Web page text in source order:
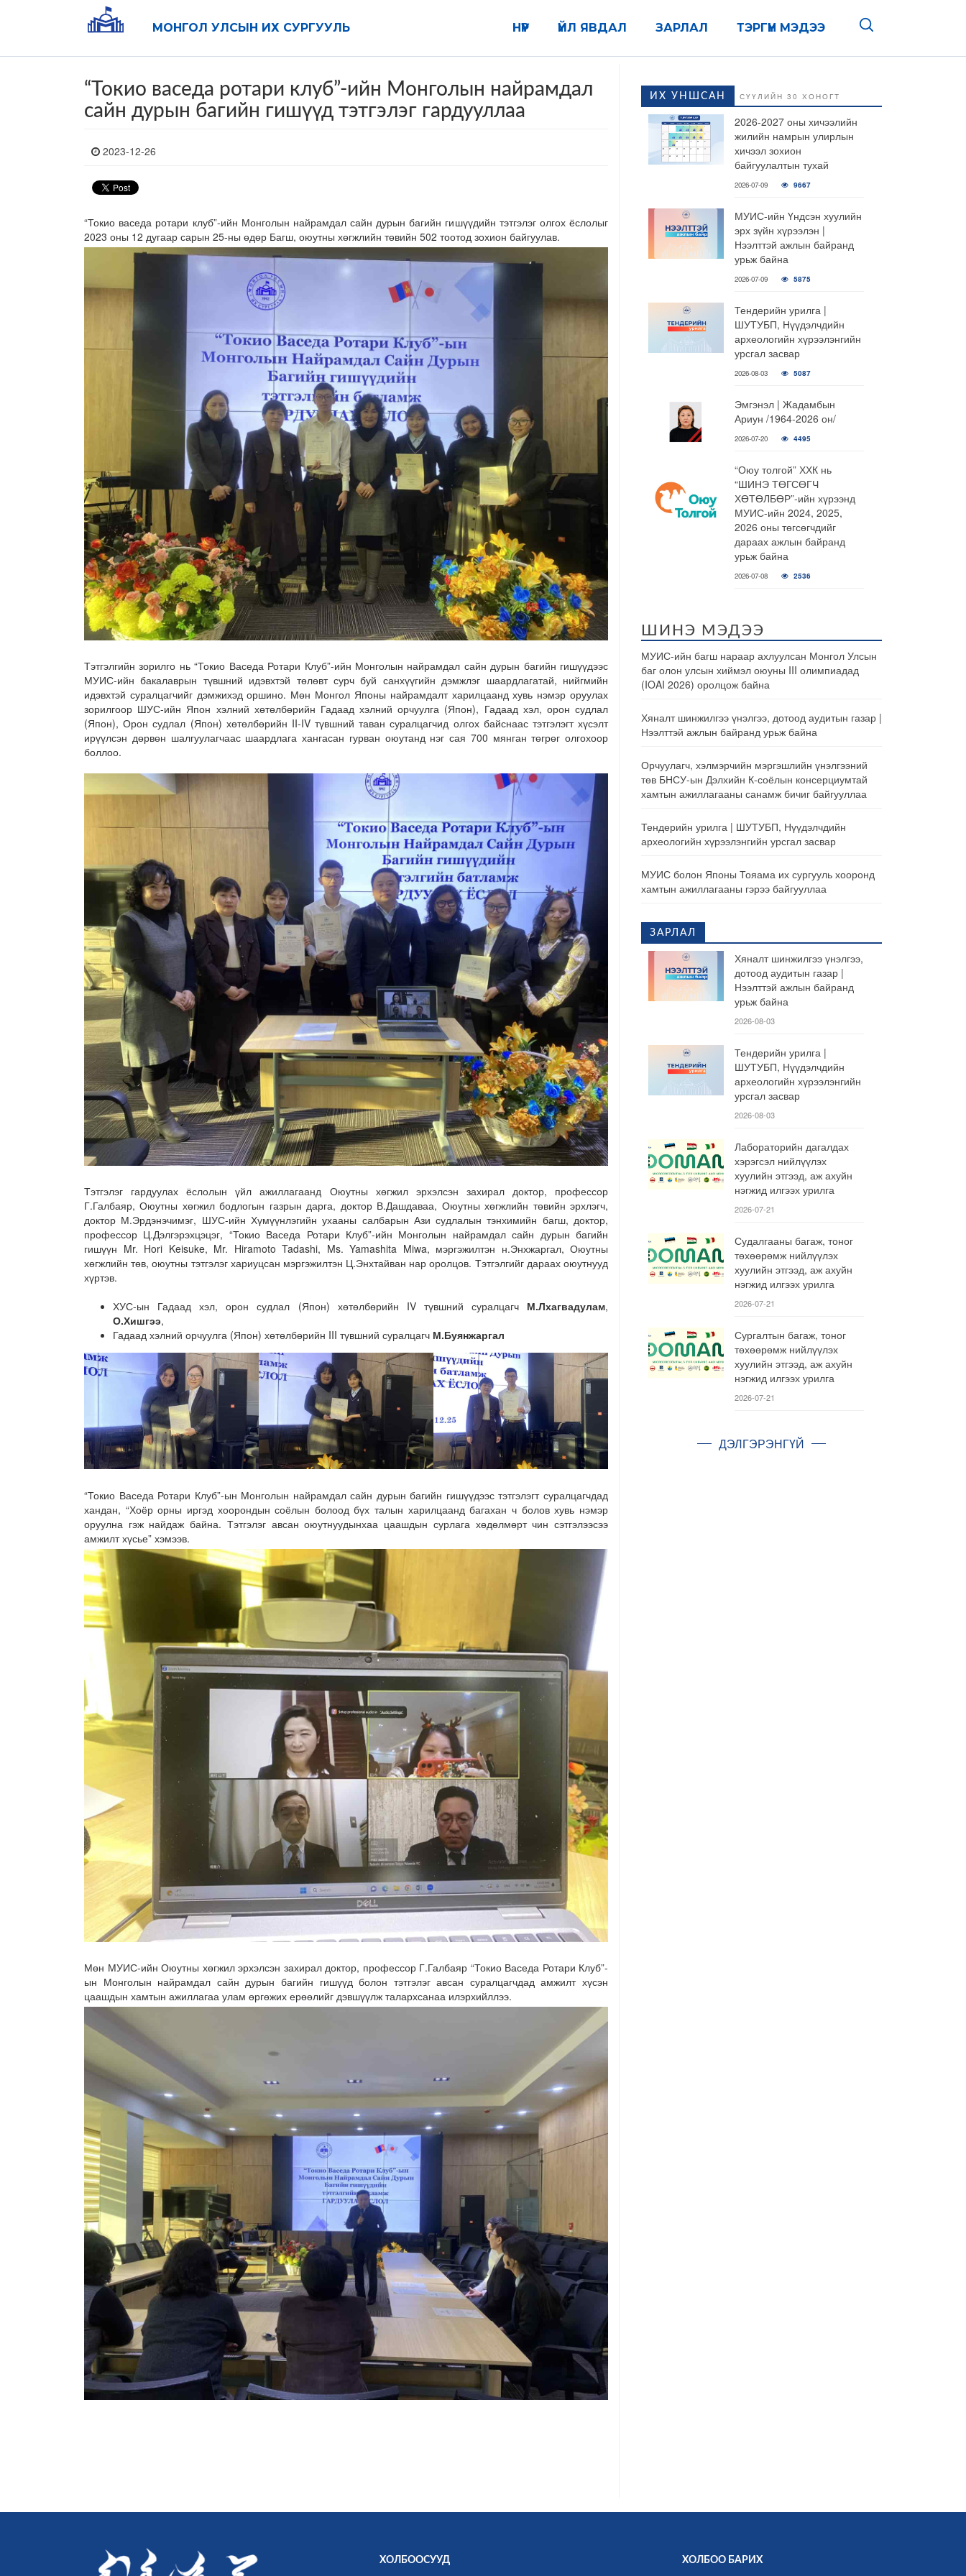
МОНГОЛ УЛСЫН ИХ СУРГУУЛЬ ТЭРГҮҮН МЭДЭЭ
ЗАРЛАЛ
ҮЙЛ ЯВДАЛ
НҮҮР
“Токио васеда ротари клуб”-ийн Монголын найрамдал
сайн дурын багийн гишүүд тэтгэлэг гардууллаа
2023-12-26
“Токио васеда ротари клуб”-ийн Монголын найрамдал сайн дурын багийн гишүүдийн тэтгэлэг олгох ёслолыг
2023 оны 12 дугаар сарын 25-ны өдөр Багш, оюутны хөгжлийн төвийн 502 тоотод зохион байгуулав.
Тэтгэлгийн зорилго нь “Токио Васеда Ротари Клуб”-ийн Монголын найрамдал сайн дурын багийн гишүүдээс
МУИС-ийн бакалаврын түвшний идэвхтэй төлөвт сурч буй санхүүгийн дэмжлэг шаардлагатай, нийгмийн
идэвхтэй суралцагчийг дэмжихэд оршино. Мөн Монгол Японы найрамдалт харилцаанд хувь нэмэр оруулах
зорилгоор ШУС-ийн Япон хэлний хөтөлбөрийн Гадаад хэлний орчуулга (Япон), Гадаад хэл, орон судлал
(Япон), Орон судлал (Япон) хөтөлбөрийн II-IV түвшний таван суралцагчид олгох байснаас тэтгэлэгт хүсэлт
ирүүлсэн дөрвөн шалгуулагчаас шаардлага хангасан гурван оюутанд нэг сая 700 мянган төгрөг олгохоор
боллоо.
Тэтгэлэг гардуулах ёслолын үйл ажиллагаанд Оюутны хөгжил эрхэлсэн захирал доктор, профессор
Г.Галбаяр, Оюутны хөгжил бодлогын газрын дарга, доктор В.Дашдаваа, Оюутны хөгжлийн төвийн эрхлэгч,
доктор М.Эрдэнэчимэг, ШУС-ийн Хүмүүнлэгийн ухааны салбарын Ази судлалын тэнхимийн багш, доктор,
профессор Ц.Дэлгэрэхцэцэг, “Токио Васеда Ротари Клуб”-ийн Монголын найрамдал сайн дурын багийн
гишүүн Mr. Hori Keisuke, Mr. Hiramoto Tadashi, Ms. Yamashita Miwa, мэргэжилтэн н.Энхжаргал, Оюутны
хөгжлийн төв, оюутны тэтгэлэг хариуцсан мэргэжилтэн Ц.Энхтайван нар оролцов. Тэтгэлгийг дараах оюутнууд
хүртэв.
ХУС-ын Гадаад хэл, орон судлал (Япон) хөтөлбөрийн IV түвшний суралцагч М.Лхагвадулам,
О.Хишгээ,
Гадаад хэлний орчуулга (Япон) хөтөлбөрийн III түвшний суралцагч М.Буянжаргал
“Токио Васеда Ротари Клуб”-ын Монголын найрамдал сайн дурын багийн гишүүдээс тэтгэлэгт суралцагчдад
хандан, “Хоёр орны иргэд хоорондын соёлын болоод бүх талын харилцаанд багахан ч болов хувь нэмэр
оруулна гэж найдаж байна. Тэтгэлэг авсан оюутнуудынхаа цаашдын сурлага хөдөлмөрт чин сэтгэлээсээ
амжилт хүсье” хэмээв.
Мөн МУИС-ийн Оюутны хөгжил эрхэлсэн захирал доктор, профессор Г.Галбаяр “Токио Васеда Ротари Клуб”-
ын Монголын найрамдал сайн дурын багийн гишүүд болон тэтгэлэг авсан суралцагчдад амжилт хүсэн
цаашдын хамтын ажиллагаа улам өргөжих ерөөлийг дэвшүүлж талархсанаа илэрхийллээ.
ИХ УНШСАН СҮҮЛИЙН 30 ХОНОГТ
2026-2027 оны хичээлийн
жилийн намрын улирлын
хичээл зохион
байгуулалтын тухай
2026-07-09 9667
МУИС-ийн Үндсэн хуулийн
эрх зүйн хүрээлэн |
Нээлттэй ажлын байранд
урьж байна
2026-07-09 5875
Тендерийн урилга |
ШУТУБП, Нүүдэлчдийн
археологийн хүрээлэнгийн
урсгал засвар
2026-08-03 5087
Эмгэнэл | Жадамбын
Ариун /1964-2026 он/
2026-07-20 4495
“Оюу толгой” ХХК нь
“ШИНЭ ТӨГСӨГЧ
ХӨТӨЛБӨР”-ийн хүрээнд
МУИС-ийн 2024, 2025,
2026 оны төгсөгчдийг
дараах ажлын байранд
урьж байна
2026-07-08 2536
ШИНЭ МЭДЭЭ
МУИС-ийн багш нараар ахлуулсан Монгол Улсын
баг олон улсын хиймэл оюуны III олимпиадад
(IOAI 2026) оролцож байна
Хяналт шинжилгээ үнэлгээ, дотоод аудитын газар |
Нээлттэй ажлын байранд урьж байна
Орчуулагч, хэлмэрчийн мэргэшлийн үнэлгээний
төв БНСУ-ын Дэлхийн К-соёлын консерциумтай
хамтын ажиллагааны санамж бичиг байгууллаа
Тендерийн урилга | ШУТУБП, Нүүдэлчдийн
археологийн хүрээлэнгийн урсгал засвар
МУИС болон Японы Тояама их сургууль хооронд
хамтын ажиллагааны гэрээ байгууллаа
ЗАРЛАЛ
Хяналт шинжилгээ үнэлгээ,
дотоод аудитын газар |
Нээлттэй ажлын байранд
урьж байна
2026-08-03
Тендерийн урилга |
ШУТУБП, Нүүдэлчдийн
археологийн хүрээлэнгийн
урсгал засвар
2026-08-03
Лабораторийн дагалдах
хэрэгсэл нийлүүлэх
хуулийн этгээд, аж ахуйн
нэгжид илгээх урилга
2026-07-21
Судалгааны багаж, тоног
төхөөрөмж нийлүүлэх
хуулийн этгээд, аж ахуйн
нэгжид илгээх урилга
2026-07-21
Сургалтын багаж, тоног
төхөөрөмж нийлүүлэх
хуулийн этгээд, аж ахуйн
нэгжид илгээх урилга
2026-07-21
ДЭЛГЭРЭНГҮЙ
ХОЛБООСУУД ХОЛБОО БАРИХ